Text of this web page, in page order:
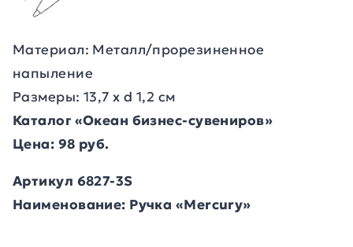
Материал: Металл/прорезиненное
напыление
Размеры: 13,7 х d 1,2 см
Каталог «Океан бизнес-сувениров»
Цена: 98 руб.
Артикул 6827-3S
Наименование: Ручка «Mercury»